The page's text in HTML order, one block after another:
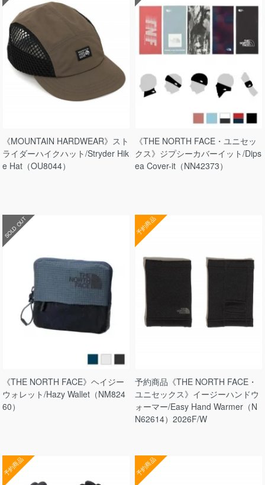
《MOUNTAIN HARDWEAR》スト
ライダーハイクハット/Stryder Hik
e Hat（OU8044）
《THE NORTH FACE・ユニセッ
クス》ジプシーカバーイット/Dips
ea Cover-it（NN42373）
SOLD OUT
《THE NORTH FACE》ヘイジー
ウォレット/Hazy Wallet（NM824
60）
予約商品
予約商品《THE NORTH FACE・
ユニセックス》イージーハンドウ
ォーマー/Easy Hand Warmer（N
N62614）2026F/W
予約商品 予約商品